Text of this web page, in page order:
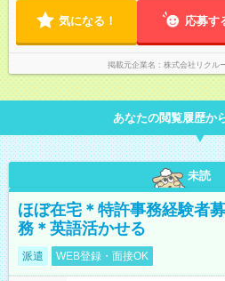
気になる！ 応募す
掲載元企業名 株式会社リクル
あなたの閲覧履歴か
未読
ほぼ在宅＊特許事務経験者
務＊英語活かせる
派遣 WEB登録・面接OK